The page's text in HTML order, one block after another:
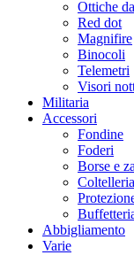
Ottiche
Red dot
Magnifire
Binocoli
Telemetri
Visori
Militaria
Accessori
Fondine
Foderi
Borse e
Coltelleria
Abbigliamento
Varie